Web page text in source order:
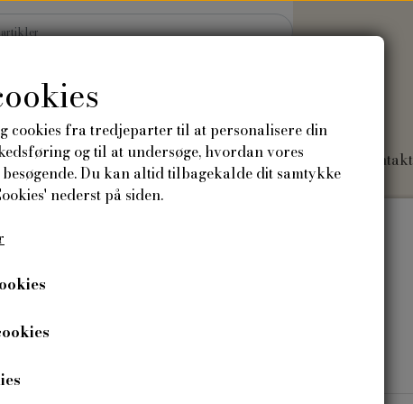
Hjem Shop
Plakater
Blog Om mig Kontakt
cookies fra tredjeparter til at personalisere din
og til at undersøge, hvordan vores
Du kan altid tilbagekalde dit samtykke
nederst på siden.